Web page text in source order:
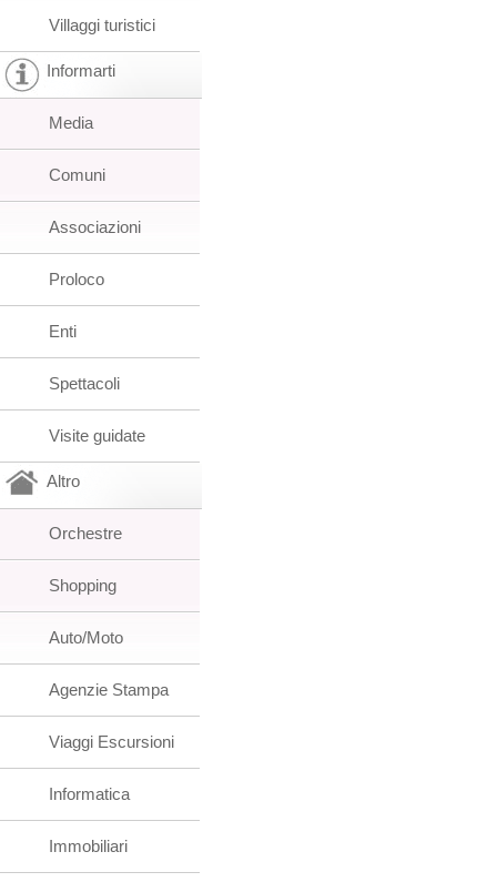
Villaggi turistici
Informarti
Media
Comuni
Associazioni
Proloco
Enti
Spettacoli
Visite guidate
Altro
Orchestre
Shopping
Auto/Moto
Agenzie Stampa
Viaggi Escursioni
Informatica
Immobiliari